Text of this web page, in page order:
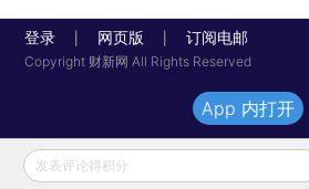
登录 网页版 订阅电邮
Copyright 财新网 All Rights Reserved
发表评论得积分
App 内打开